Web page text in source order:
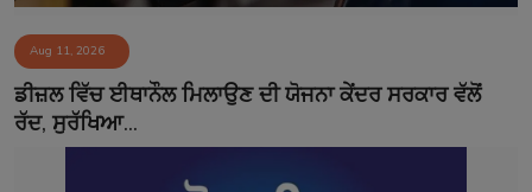
Aug 11, 2026
ਡੀਜ਼ਲ ਵਿੱਚ ਈਥਾਨੌਲ ਮਿਲਾਉਣ ਦੀ ਯੋਜਨਾ ਕੇਂਦਰ ਸਰਕਾਰ ਵੱਲੋਂ
ਰੱਦ, ਸੁਰੱਖਿਆ...